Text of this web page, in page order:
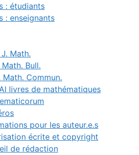
: étudiants
: enseignants
Math.
Bull.
Math. Commun.
livres de mathématiques
pour les auteur.e.s
écrite et copyright
de rédaction